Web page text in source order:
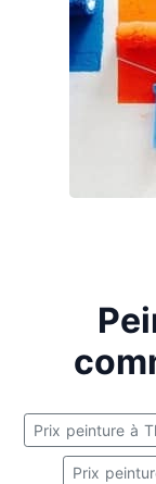
Prix peinture à
Prix